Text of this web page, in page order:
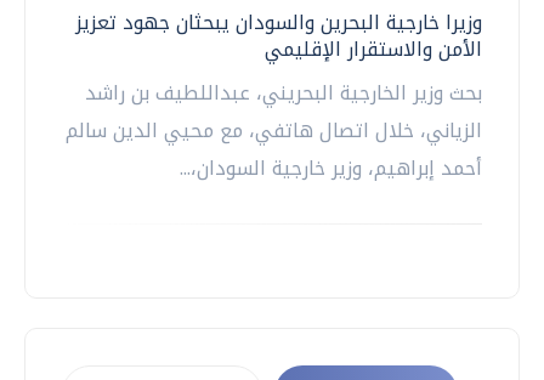
وزيرا خارجية البحرين والسودان يبحثان جهود تعزيز
الأمن والاستقرار الإقليمي
بحث وزير الخارجية البحريني، عبداللطيف بن راشد
الزياني، خلال اتصال هاتفي، مع محيي الدين سالم
أحمد إبراهيم، وزير خارجية السودان،...